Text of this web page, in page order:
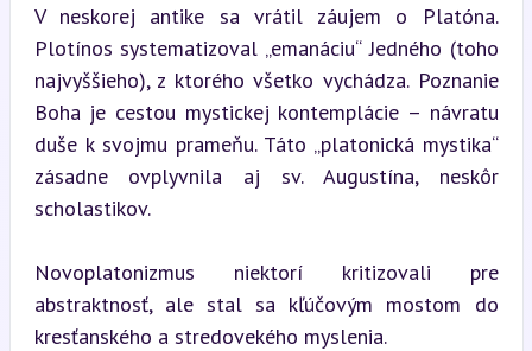
V neskorej antike sa vrátil záujem o Platóna.
Plotínos systematizoval „emanáciu“ Jedného (toho
najvyššieho), z ktorého všetko vychádza. Poznanie
Boha je cestou mystickej kontemplácie – návratu
duše k svojmu prameňu. Táto „platonická mystika“
zásadne ovplyvnila aj sv. Augustína, neskôr
scholastikov.
Novoplatonizmus niektorí kritizovali pre
abstraktnosť, ale stal sa kľúčovým mostom do
kresťanského a stredovekého myslenia.